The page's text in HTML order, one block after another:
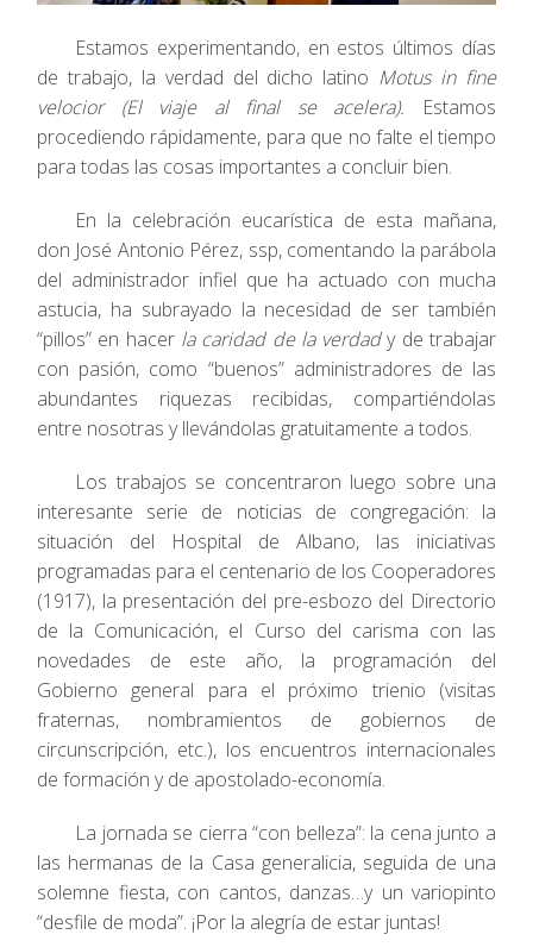
Estamos experimentando, en estos últimos días
de trabajo, la verdad del dicho latino Motus in fine
velocior (El viaje al final se acelera). Estamos
procediendo rápidamente, para que no falte el tiempo
para todas las cosas importantes a concluir bien.
En la celebración eucarística de esta mañana,
don José Antonio Pérez, ssp, comentando la parábola
del administrador infiel que ha actuado con mucha
astucia, ha subrayado la necesidad de ser también
“pillos” en hacer la caridad de la verdady de trabajar
con pasión, como “buenos” administradores de las
abundantes riquezas recibidas, compartiéndolas
entre nosotras y llevándolas gratuitamente a todos.
Los trabajos se concentraron luego sobre una
interesante serie de noticias de congregación: la
situación del Hospital de Albano, las iniciativas
programadas para el centenario de los Cooperadores
(1917), la presentación del pre-esbozo del Directorio
de la Comunicación, el Curso del carisma con las
novedades de este año, la programación del
Gobierno general para el próximo trienio (visitas
fraternas, nombramientos de gobiernos de
circunscripción, etc.), los encuentros internacionales
de formación y de apostolado-economía.
La jornada se cierra “con belleza”: la cena junto a
las hermanas de la Casa generalicia, seguida de una
solemne fiesta, con cantos, danzas…y un variopinto
“desfile de moda”. ¡Por la alegría de estar juntas!